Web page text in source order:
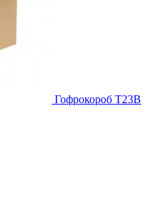
Гофрокороб Т23В